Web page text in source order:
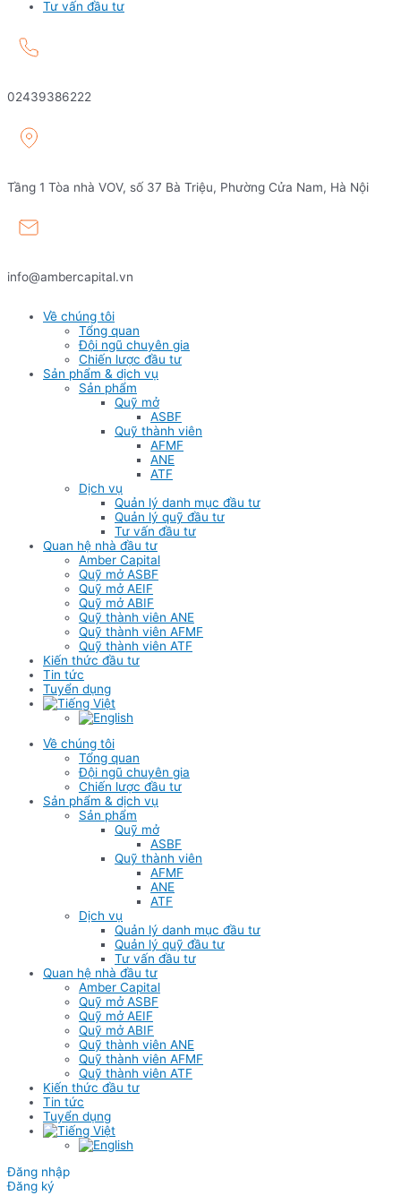
Tư vấn đầu tư
02439386222
Tầng 1 Tòa nhà VOV, số 37 Bà Triệu, Phường Cửa Nam, Hà Nội
info@ambercapital.vn
Về chúng tôi
Tổng quan
Đội ngũ chuyên gia
Chiến lược đầu tư
Sản phẩm & dịch vụ
Sản phẩm
Quỹ mở
ASBF
Quỹ thành viên
AFMF
ANE
ATF
Dịch vụ
Quản lý danh mục đầu tư
Quản lý quỹ đầu tư
Tư vấn đầu tư
Quan hệ nhà đầu tư
Amber Capital
Quỹ mở ASBF
Quỹ mở AEIF
Quỹ mở ABIF
Quỹ thành viên ANE
Quỹ thành viên AFMF
Quỹ thành viên ATF
Kiến thức đầu tư
Tin tức
Tuyển dụng
Về chúng tôi
Tổng quan
Đội ngũ chuyên gia
Chiến lược đầu tư
Sản phẩm & dịch vụ
Sản phẩm
Quỹ mở
ASBF
Quỹ thành viên
AFMF
ANE
ATF
Dịch vụ
Quản lý danh mục đầu tư
Quản lý quỹ đầu tư
Tư vấn đầu tư
Quan hệ nhà đầu tư
Amber Capital
Quỹ mở ASBF
Quỹ mở AEIF
Quỹ mở ABIF
Quỹ thành viên ANE
Quỹ thành viên AFMF
Quỹ thành viên ATF
Kiến thức đầu tư
Tin tức
Tuyển dụng
Đăng nhập
Đăng ký